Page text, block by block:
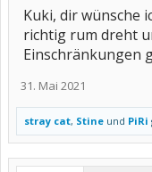
Kuki, dir wünsche
richtig rum dreht
Einschränkungen
31. Mai 2021
stray cat, Stine und PiRi